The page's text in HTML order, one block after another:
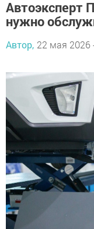
Автоэксперт
нужно
Автор, 22 мая 2026